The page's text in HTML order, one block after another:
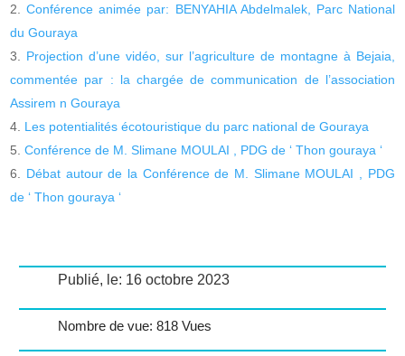
Conférence animée par: BENYAHIA Abdelmalek, Parc National
du Gouraya
Projection d’une vidéo, sur l’agriculture de montagne à Bejaia,
commentée par : la chargée de communication de l’association
Assirem n Gouraya
Les potentialités écotouristique du parc national de Gouraya
Conférence de M. Slimane MOULAI , PDG de ‘ Thon gouraya ‘
Débat autour de la Conférence de M. Slimane MOULAI , PDG
de ‘ Thon gouraya ‘
Publié, le: 16 octobre 2023
Nombre de vue: 818 Vues